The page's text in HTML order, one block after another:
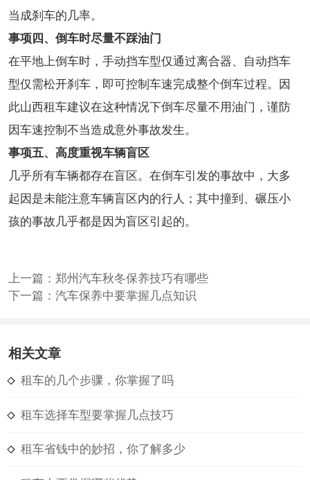
当成刹车的几率。
事项四、倒车时尽量不踩油门
在平地上倒车时，手动挡车型仅通过离合器、自动挡车
型仅需松开刹车，即可控制车速完成整个倒车过程。因
此山西租车建议在这种情况下倒车尽量不用油门，谨防
因车速控制不当造成意外事故发生。
事项五、高度重视车辆盲区
几乎所有车辆都存在盲区。在倒车引发的事故中，大多
起因是未能注意车辆盲区内的行人；其中撞到、碾压小
孩的事故几乎都是因为盲区引起的。
上一篇： 郑州汽车秋冬保养技巧有哪些
下一篇： 汽车保养中要掌握几点知识
相关文章
租车的几个步骤，你掌握了吗
租车选择车型要掌握几点技巧
租车省钱中的妙招，你了解多少